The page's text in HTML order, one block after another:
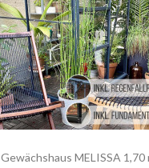
Gewächshaus MELISSA 1,70